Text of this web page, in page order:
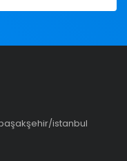
i̇stanbul